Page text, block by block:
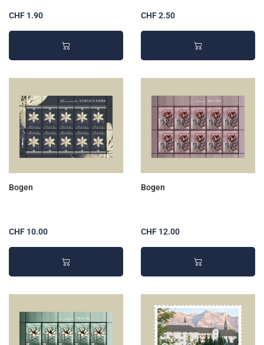
CHF 1.90 CHF 2.50
Bogen
CHF 10.00
Bogen
CHF 12.00